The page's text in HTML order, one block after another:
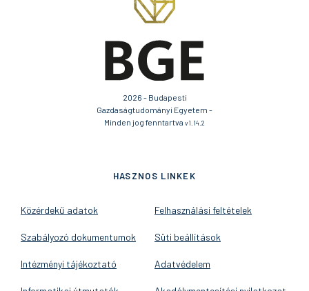
2026 - Budapesti
Gazdaságtudományi Egyetem -
Minden jog fenntartva v1.14.2
HASZNOS LINKEK
Közérdekű adatok
Szabályozó dokumentumok
Intézményi tájékoztató
Felhasználási feltételek
Süti beállítások
Adatvédelem